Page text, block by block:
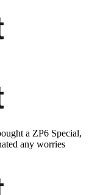
a ZP6 Special,
any worries